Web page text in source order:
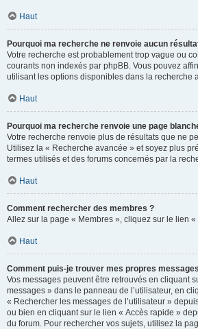
Haut
Pourquoi ma recherche ne renvoie aucun
Votre recherche est probablement trop vague ou
courants non indexés par phpBB. Vous pouvez
utilisant les options disponibles dans la recherche
Haut
Pourquoi ma recherche renvoie une page
Votre recherche renvoie plus de résultats que ne
Utilisez la « Recherche avancée » et soyez plus
termes utilisés et des forums concernés par la
Haut
Comment rechercher des membres ?
Allez sur la page « Membres », cliquez sur le lien
Haut
Comment puis-je trouver mes propres
Vos messages peuvent être retrouvés en cliquant
messages » dans le panneau de l’utilisateur, en
« Rechercher les messages de l’utilisateur »
ou bien en cliquant sur le lien « Accès rapide »
du forum. Pour rechercher vos sujets, utilisez la